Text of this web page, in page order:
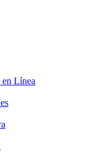
Línea